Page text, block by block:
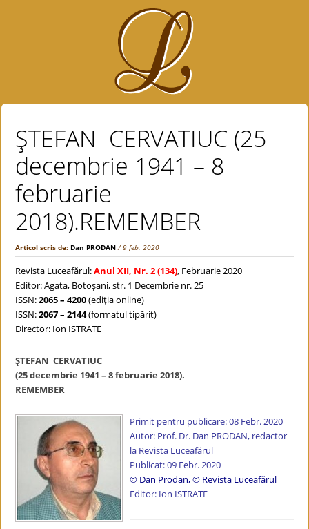
ŞTEFAN CERVATIUC (25
decembrie 1941 – 8
februarie
2018).REMEMBER
Articol scris de:Dan PRODAN / 9 feb. 2020
Revista Luceafărul:Anul XII, Nr. 2 (134), Februarie 2020
Editor: Agata, Botoșani, str. 1 Decembrie nr. 25
ISSN:2065 – 4200(ediţia online)
ISSN:2067 – 2144(formatul tipărit)
Director: Ion ISTRATE
ŞTEFAN CERVATIUC
(25 decembrie 1941 – 8 februarie 2018).
REMEMBER
Primit pentru publicare: 08 Febr. 2020
Autor: Prof. Dr. Dan PRODAN, redactor
la Revista Luceafărul
Publicat: 09 Febr. 2020
© Dan Prodan,© Revista Luceafărul
Editor: Ion ISTRATE